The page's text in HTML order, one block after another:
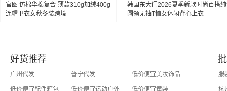
官图 仿棉华棉复合-薄款310g加绒400g
连帽卫衣女秋冬装跨境
韩国东大门2026夏季新款时尚百搭
圆领无袖T恤女休闲背心上衣
好货推荐
广州代发 普宁代发 低价便宜美妆饰品
低价便宜配件箱包 低价便宜运动户外 低价便宜童装